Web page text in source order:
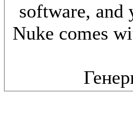
software,
Nuke comes